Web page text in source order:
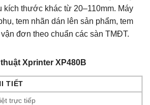
kích thước khác từ 20–110mm. Máy
tem nhãn dán lên sản phẩm, tem
đơn theo chuẩn các sàn TMĐT.
Xprinter XP480B
TIẾT
trực tiếp